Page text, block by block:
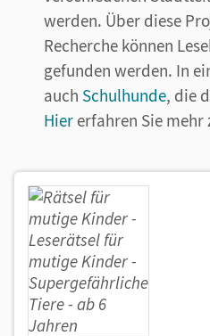
werden. Über diese
Recherche können
gefunden werden. In
auch Schulhunde, die
Hier erfahren Sie mehr